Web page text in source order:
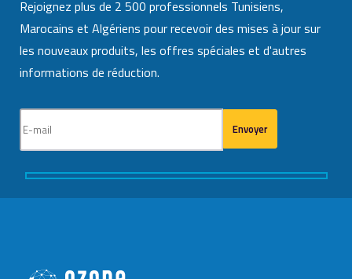
Rejoignez plus de 2 500 professionnels Tunisiens,
Marocains et Algériens pour recevoir des mises à jour sur
les nouveaux produits, les offres spéciales et d'autres
informations de réduction.